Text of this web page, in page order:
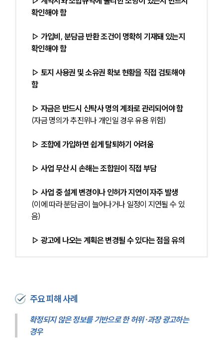
확인해야 함
▷ 가입비, 분담금 반환 조건이 명확히 기재돼 있는지
확인해야 함
▷ 토지 사용권 및 소유권 확보 현황을 직접 검토해야
함
▷ 자금은 반드시 신탁사 명의 계좌로 관리되어야 함
(자금 명의가 추진위나 개인일 경우 유용 위험)
▷ 조합에 가입하면 쉽게 탈퇴하기 어려움
▷ 사업 무산 시 손해는 조합원이 직접 부담
▷ 사업 중 설계 변경이나 인허가 지연이 자주 발생
(이에 따라 분담금이 늘어나거나 일정이 지연될 수 있
음)
▷ 광고에 나오는 계획은 변경될 수 있다는 점을 유의
주요 피해 사례
확정되지 않은 정보를 기반으로 한 허위·과장 광고하는
경우